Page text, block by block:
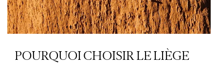
POURQUOI CHOISIR LE LIÈGE